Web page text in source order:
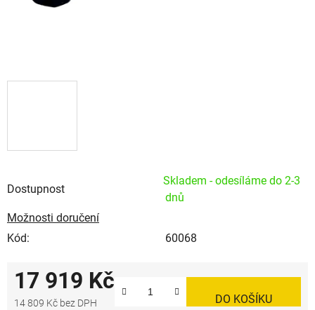
Dostupnost
Skladem - odesíláme do 2-3
dnů
Možnosti doručení
Kód:
60068
17 919 Kč
14 809 Kč bez DPH DO KOŠÍKU